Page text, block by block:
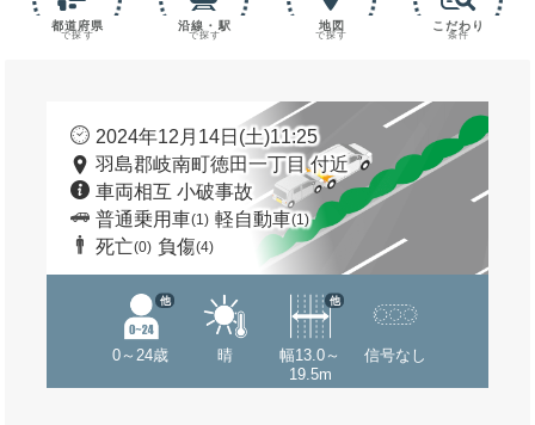
都道府県
で探す
沿線・駅
で探す
地図
で探す
こだわり
条件
2024年12月14日(土)11:25
羽島郡岐南町徳田一丁目 付近
車両相互 小破事故
普通乗用車(1) 軽自動車(1)
死亡(0) 負傷(4)
0～24歳
他
晴
幅13.0～
19.5m
他
信号なし